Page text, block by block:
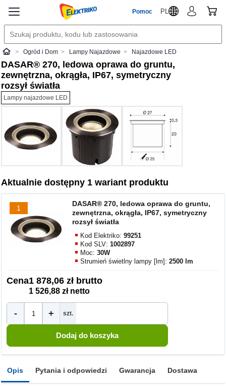
Pomoc PL
ElektrikoOgród i Dom Lampy Najazdowe Najazdowe LED
DASAR® 270, ledowa oprawa do gruntu,
zewnętrzna, okrągła, IP67, symetryczny
rozsył światła
Lampy najazdowe LED
Aktualnie dostępny 1 wariant produktu
1
DASAR® 270, ledowa oprawa do gruntu,
zewnętrzna, okrągła, IP67, symetryczny
rozsył światła
Kod Elektriko:99251
Kod SLV:1002897
Moc:30W
Strumień świetlny lampy [lm]:2500 lm
Cena1 878,06 zł brutto
1 526,88 zł netto
- + szt.
Opis Pytania i odpowiedzi Gwarancja Dostawa